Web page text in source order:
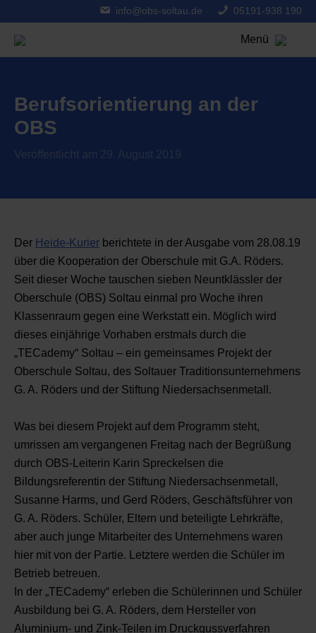
info@obs-soltau.de 05191-938 190
Menü
Berufsorientierung an der
OBS
Veröffentlicht am 29. August 2019
Der Heide-Kurierberichtete in der Ausgabe vom 28.08.19
über die Kooperation der Oberschule mit G.A. Röders.
Seit dieser Woche tauschen sieben Neuntklässler der
Oberschule (OBS) Soltau einmal pro Woche ihren
Klassenraum gegen eine Werkstatt ein. Möglich wird
dieses einjährige Vorhaben erstmals durch die
„TECademy“ Soltau – ein gemeinsames Projekt der
Oberschule Soltau, des Soltauer Traditionsunternehmens
G. A. Röders und der Stiftung Niedersachsenmetall.
Was bei diesem Projekt auf dem Programm steht,
umrissen am vergangenen Freitag nach der Begrüßung
durch OBS-Leiterin Karin Spreckelsen die
Bildungsreferentin der Stiftung Niedersachsenmetall,
Susanne Harms, und Gerd Röders, Geschäftsführer von
G. A. Röders. Schüler, Eltern und beteiligte Lehrkräfte,
aber auch junge Mitarbeiter des Unternehmens waren
hier mit von der Partie. Letztere werden die Schüler im
Betrieb betreuen.
In der „TECademy“ erleben die Schülerinnen und Schüler
Ausbildung bei G. A. Röders, dem Hersteller von
Aluminium- und Zink-Teilen im Druckgussverfahren